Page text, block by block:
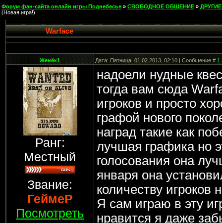
Форум фан-сайта онлайн игры Поднебесье » СВОБОДНОЕ ОБЩЕНИЕ »
(Новая игра!)
Warface
Женёк1 Дата: Пятница, 01.02.2013, 02:10 | Сообщение #1
Ранг:
Местный
Звание:
ГеймеР
Посмотреть
надоели нудные
тогда вам сюда
игроков и просто
графой нового
наград такие как
лучшая графика но
голосования она
января она
количеству игроков
Я сам играю в эту
нравится я даже